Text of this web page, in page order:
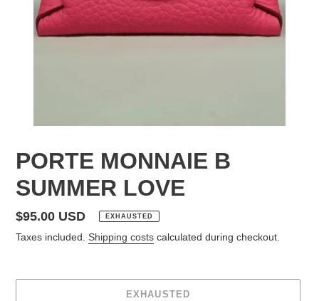
PORTE MONNAIE B
SUMMER LOVE
regular
price
$95.00 USD EXHAUSTED
Taxes included. Shipping costs calculated during checkout.
EXHAUSTED